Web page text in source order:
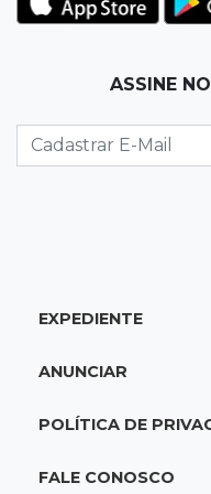
Palmeiras e
Eleitorado aprova
colinha será
Escolas
ASSINE
EXPEDIENTE
ANUNCIAR
POLÍTICA DE
FALE CONOSCO